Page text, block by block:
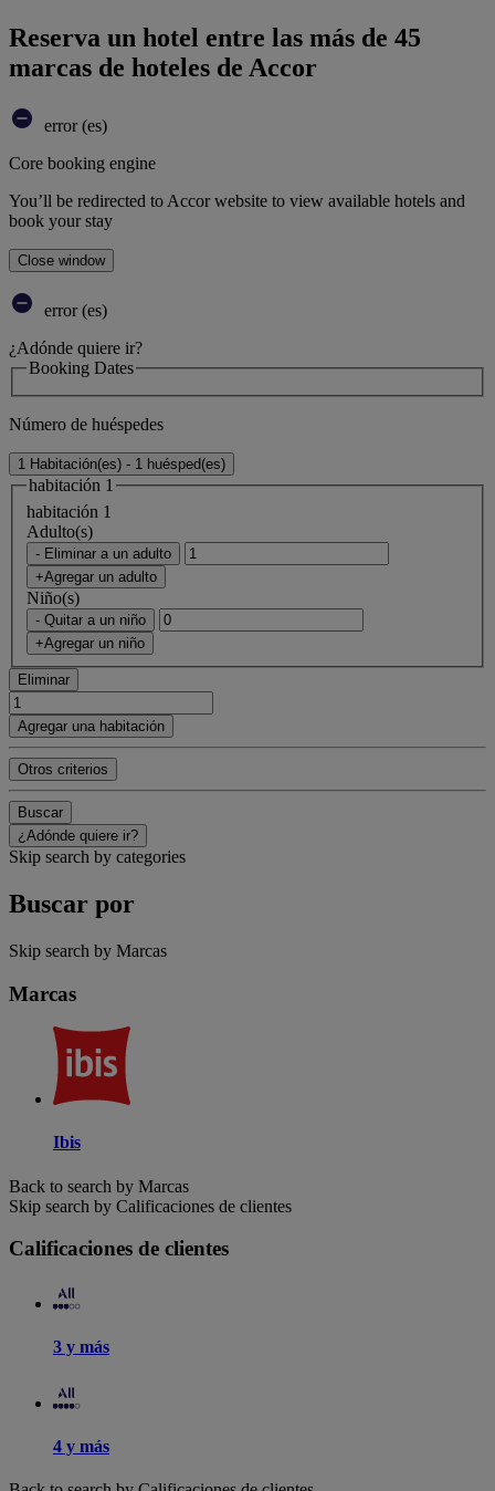
Reserva un hotel entre las más de 45
marcas de hoteles de Accor
error (es)
Core booking engine
You’ll be redirected to Accor website to view available hotels and
book your stay
Close window
error (es)
¿Adónde quiere ir?
Booking Dates
Número de huéspedes
1 Habitación(es) - 1 huésped(es)
habitación 1
habitación 1
Adulto(s)
- Eliminar a un adulto
+Agregar un adulto
Niño(s)
- Quitar a un niño
+Agregar un niño
Eliminar
Agregar una habitación
Otros criterios
Buscar
¿Adónde quiere ir?
Skip search by categories
Buscar por
Skip search by Marcas
Marcas
Ibis
Back to search by Marcas
Skip search by Calificaciones de clientes
Calificaciones de clientes
3 y más
4 y más